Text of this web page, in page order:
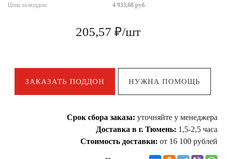
Цена за поддон: 4 933,68 руб.
205,57 ₽/шт
ЗАКАЗАТЬ ПОДДОН НУЖНА ПОМОЩЬ
Срок сбора заказа: уточняйте у менеджера
Доставка в г. Тюмень: 1,5-2,5 часа
Стоимость доставки: от 16 100 рублей